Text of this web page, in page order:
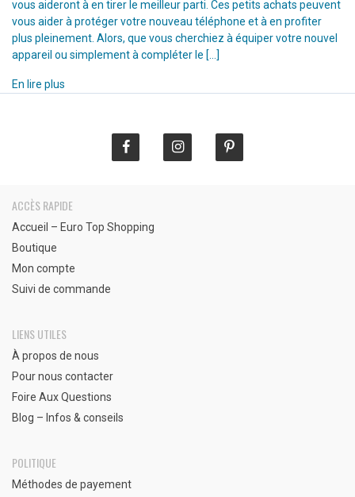
vous aideront à en tirer le meilleur parti. Ces petits achats peuvent
vous aider à protéger votre nouveau téléphone et à en profiter
plus pleinement. Alors, que vous cherchiez à équiper votre nouvel
appareil ou simplement à compléter le […]
En lire plus
ACCÈS RAPIDE
Accueil – Euro Top Shopping
Boutique
Mon compte
Suivi de commande
LIENS UTILES
À propos de nous
Pour nous contacter
Foire Aux Questions
Blog – Infos & conseils
POLITIQUE
Méthodes de payement